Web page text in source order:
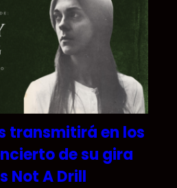
transmitirá en los
de su gira
Not A Drill